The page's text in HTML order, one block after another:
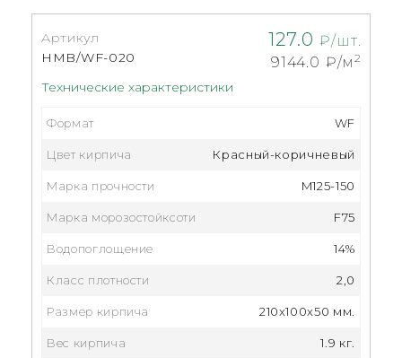
127.0 ₽/шт.
9144.0 ₽/м2
Технические характеристики
Артикул
HMB/WF-020
Формат WF
Цвет кирпича Красный-коричневый
Марка прочности M125-150
Марка морозостойксоти F75
Водопоглощение 14%
Класс плотности 2,0
Размер кирпича 210x100x50 мм.
Вес кирпича 1.9 кг.